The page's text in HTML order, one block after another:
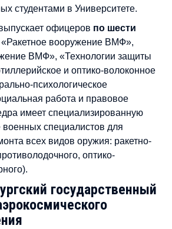
студентами в Университете.
офицеров по шести
«Ракетное вооружение ВМФ»,
ВМФ», «Технологии защиты
и оптико-волоконное
психологическое
работа и правовое
имеет специализированную
военных специалистов для
всех видов оружия: ракетно-
оптико-
государственный